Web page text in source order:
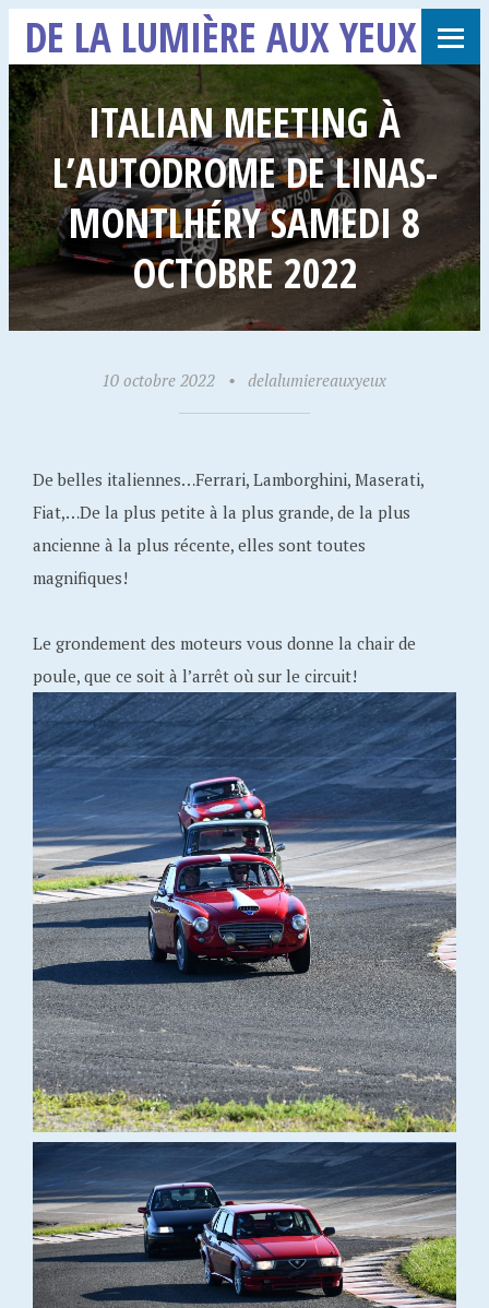
DE LA LUMIÈRE AUX YEUX
ITALIAN MEETING À
L’AUTODROME DE LINAS-
MONTLHÉRY SAMEDI 8
OCTOBRE 2022
10 octobre 2022 • delalumiereauxyeux
De belles italiennes…Ferrari, Lamborghini, Maserati,
Fiat,…De la plus petite à la plus grande, de la plus
ancienne à la plus récente, elles sont toutes
magnifiques!
Le grondement des moteurs vous donne la chair de
poule, que ce soit à l’arrêt où sur le circuit!